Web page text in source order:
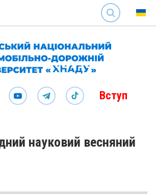
SEARCH
Вступ
науковий весняний